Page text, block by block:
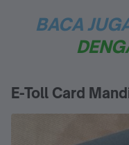
BACA
E-Toll Card